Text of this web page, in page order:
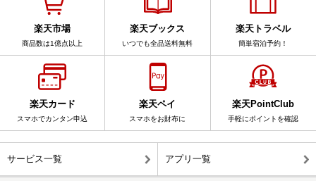
楽天市場
商品数は1億点以上
楽天ブックス
いつでも全品送料無料
楽天トラベル
簡単宿泊予約！
楽天カード
スマホでカンタン申込
楽天ペイ
スマホをお財布に
楽天PointClub
手軽にポイントを確認
サービス一覧 アプリ一覧